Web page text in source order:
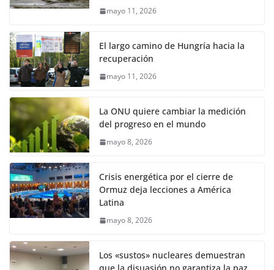
mayo 11, 2026
El largo camino de Hungría hacia la
recuperación
mayo 11, 2026
La ONU quiere cambiar la medición
del progreso en el mundo
mayo 8, 2026
Crisis energética por el cierre de
Ormuz deja lecciones a América
Latina
mayo 8, 2026
Los «sustos» nucleares demuestran